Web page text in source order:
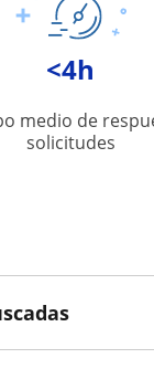
<4h
medio de
solicitudes